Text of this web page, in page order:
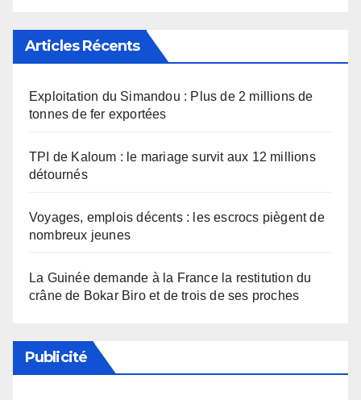
Articles Récents
Exploitation du Simandou : Plus de 2 millions de
tonnes de fer exportées
TPI de Kaloum : le mariage survit aux 12 millions
détournés
Voyages, emplois décents : les escrocs piègent de
nombreux jeunes
La Guinée demande à la France la restitution du
crâne de Bokar Biro et de trois de ses proches
Publicité